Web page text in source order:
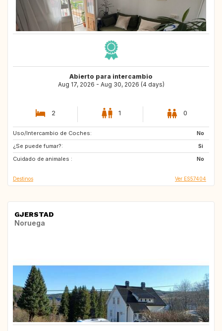
Abierto para intercambio
Aug 17, 2026 - Aug 30, 2026 (4 days)
2 1 0
Uso/Intercambio de Coches:
No
¿Se puede fumar?:
Si
Cuidado de animales :
No
SE
Destinos Ver ES57404
GJERSTAD
Noruega